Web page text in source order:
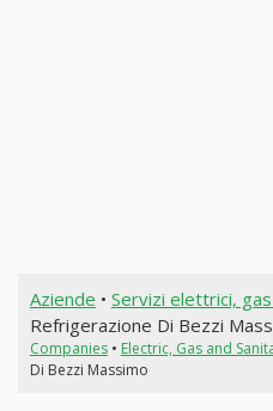
Aziende • Servizi elettrici,
Refrigerazione Di Bezzi
Companies• Electric, Gas and
Di Bezzi Massimo